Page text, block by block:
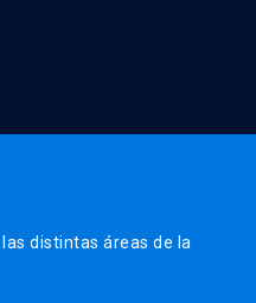
distintas áreas de la